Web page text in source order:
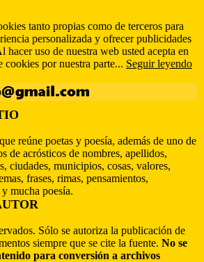
tanto propias como de terceros para
personalizada y ofrecer publicidades
hacer uso de nuestra web usted acepta en
cookies por nuestra parte... Seguir leyendo
reúne poetas y poesía, además de uno de
de acrósticos de nombres, apellidos,
ciudades, municipios, cosas, valores,
frases, rimas, pensamientos,
mucha poesía.
Sólo se autoriza la publicación de
siempre que se cite la fuente. No se
para conversión a archivos